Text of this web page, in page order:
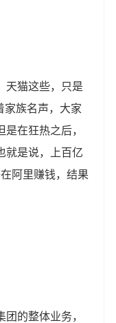
天猫这些，只是
家族名声，大家
在狂热之后，
就是说，上百亿
阿里赚钱，结果
的整体业务，